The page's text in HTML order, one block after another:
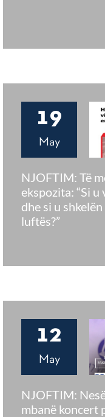
19
May
NJOFTIM: Të
ekspozita: “Si
dhe si u
luftës?”
12
May
NJOFTIM:
mbanë koncert